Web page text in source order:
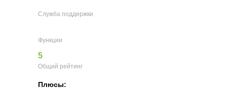
Служба поддержки
Функции
5
Общий рейтинг
Плюсы: